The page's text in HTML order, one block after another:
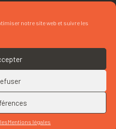
notre site web et suivre les
Mentions légales
DE KEROUGAR »